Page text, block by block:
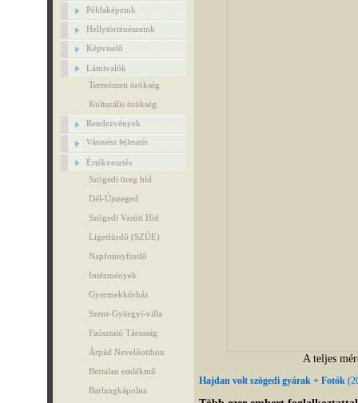
Példaképeink
Hellytörténészeink
Képviselő
Látnivalók
Természeti örökség
Kulturális örökség
Rendezvények
Városrész fejlesztés
Értékvesztés
Szögedi öreg híd
Dél-Újszeged
Szögedi Vasúti Híd
Ligetfürdő (SZÚE)
Napfonnyfürdő
Intézmények
Gyermekkórház
Szent-Györgyi-villa
Faúsztató Társaság
Árpád Nevelőotthon
Bertalan emlékmű
Barlangkápolna
A teljes
Hajdan volt szögedi gyárak + Fotók (